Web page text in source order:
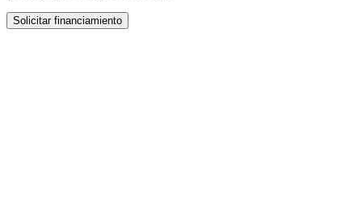
Solicitar financiamiento